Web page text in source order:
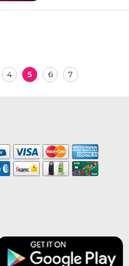
4 5 6 7